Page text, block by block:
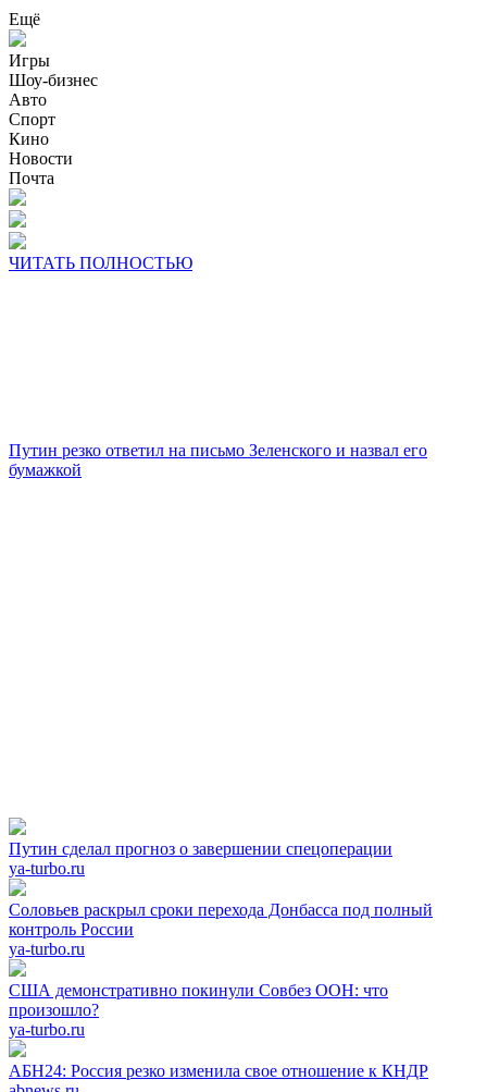
Ещё
Игры
Шоу-бизнес
Авто
Спорт
Кино
Новости
Почта
ЧИТАТЬ ПОЛНОСТЬЮ
Путин резко ответил на письмо Зеленского и назвал его
бумажкой
Путин сделал прогноз о завершении спецоперации
ya-turbo.ru
Соловьев раскрыл сроки перехода Донбасса под полный
контроль России
ya-turbo.ru
США демонстративно покинули Совбез ООН: что
произошло?
ya-turbo.ru
АБН24: Россия резко изменила свое отношение к КНДР